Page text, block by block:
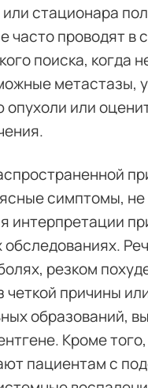
стационара
часто проводят в
поиска, когда
метастазы,
опухоли или
симптомы, не
интерпретации
резком
четкой причины
образований,
Кроме
пациентам с